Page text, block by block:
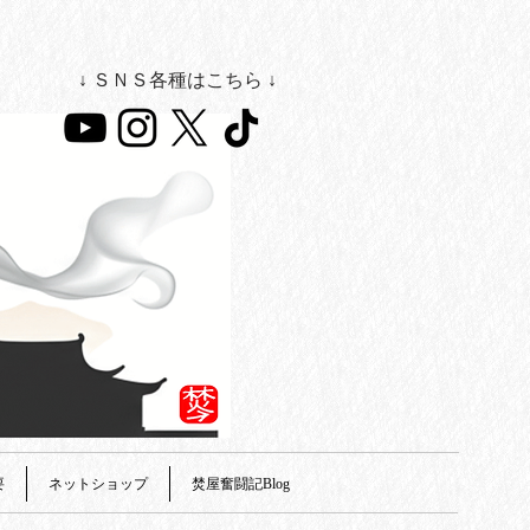
↓ ＳＮＳ各種はこちら ↓
ネットショップ 焚屋奮闘記Blog